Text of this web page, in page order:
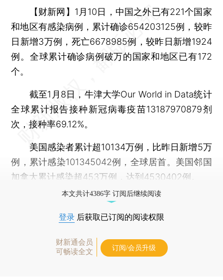
【财新网】 1月10日，中国之外已有221个国家
和地区有感染病例，累计确诊654203125例，较昨
日新增3万例，死亡6678985例，较昨日新增1924
例。全球累计确诊病例破万的国家和地区已有172
个。
截至1月8日，牛津大学Our World in Data统计
全球累计报告接种新冠病毒疫苗13187970879剂
次，接种率69.12%。
美国感染者累计超10134万例，比昨日新增5万
例，累计感染101345042例，全球居首。美国邻国
加拿大累计感染超453万例，达到4530402例。
本文共计4386字 订阅后继续阅读
登录 后获取已订阅的阅读权限
财新通会员
可畅读全文
订阅/会员升级